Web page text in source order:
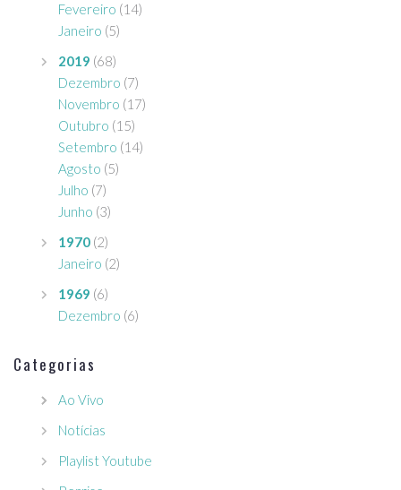
Fevereiro (14)
Janeiro (5)
2019 (68)
Dezembro (7)
Novembro (17)
Outubro (15)
Setembro (14)
Agosto (5)
Julho (7)
Junho (3)
1970 (2)
Janeiro (2)
1969 (6)
Dezembro (6)
Categorias
Ao Vivo
Notícias
Playlist Youtube